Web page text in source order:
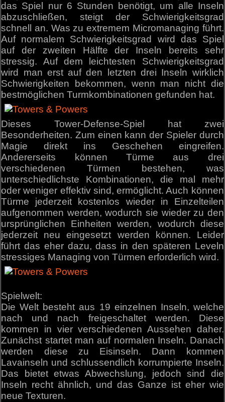
das Spiel nur 6 Stunden benötigt, um alle Inseln
abzuschließen, steigt der Schwierigkeitsgrad
schnell an. Was zu extremem Micromanaging führt.
Auf normalem Schwierigkeitsgrad wird das Spiel
auf der zweiten Hälfte der Inseln bereits sehr
stressig. Auf dem leichtesten Schwierigkeitsgrad
wird man erst auf den letzten drei Inseln wirklich
Schwierigkeiten bekommen, wenn man nicht die
bestmöglichen Turmkombinationen gefunden hat.
Dieses Tower-Defense-Spiel hat zwei
Besonderheiten. Zum einen kann der Spieler durch
Magie direkt ins Geschehen eingreifen.
Andererseits können Türme aus drei
verschiedenen Türmen bestehen, was
unterschiedlichste Kombinationen, die mal mehr
oder weniger effektiv sind, ermöglicht. Auch können
Türme jederzeit kostenlos wieder in Einzelteilen
aufgenommen werden, wodurch sie wieder zu den
ursprünglichen Einheiten werden, wodurch diese
jederzeit neu eingesetzt werden können. Leider
führt das eher dazu, dass in den späteren Leveln
stressiges Managing von Türmen erforderlich wird.
Spielwelt:
Die Welt besteht aus 19 einzelnen Inseln, welche
nach und nach freigeschaltet werden. Diese
kommen in vier verschiedenen Aussehen daher.
Zunächst startet man auf normalen Inseln. Danach
werden diese zu Eisinseln. Dann kommen
Lavainseln und schlussendlich korrumpierte Inseln.
Das bietet etwas Abwechslung, jedoch sind die
Inseln recht ähnlich, und das Ganze ist eher wie
neue Texturen.